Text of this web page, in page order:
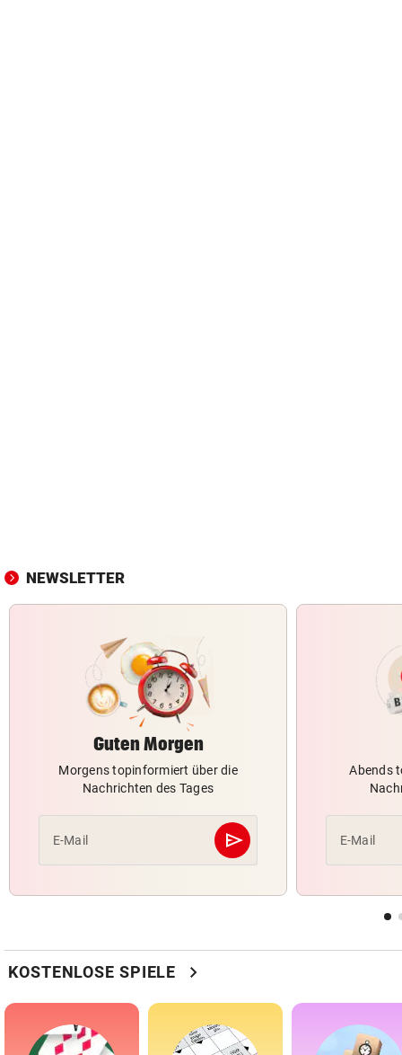
NEWSLETTER
Guten Morgen
Morgens topinformiert über die
Nachrichten des Tages
E-Mail send
Abschicken
Abends
E-Mail
KOSTENLOSE SPIELE chevron_right